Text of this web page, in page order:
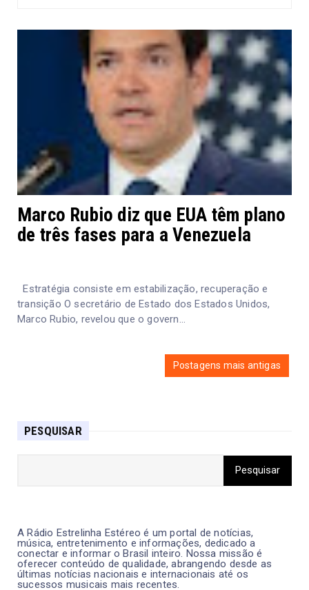
Marco Rubio diz que EUA têm plano
de três fases para a Venezuela
Estratégia consiste em estabilização, recuperação e
transição O secretário de Estado dos Estados Unidos,
Marco Rubio, revelou que o govern...
Postagens mais antigas
PESQUISAR
A Rádio Estrelinha Estéreo é um portal de notícias,
música, entretenimento e informações, dedicado a
conectar e informar o Brasil inteiro. Nossa missão é
oferecer conteúdo de qualidade, abrangendo desde as
últimas notícias nacionais e internacionais até os
sucessos musicais mais recentes.